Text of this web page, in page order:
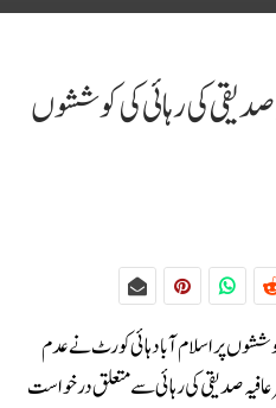
صدیقی کی رہائی کی کوششوں
کوششوں پر اسلام آباد ہائی کورٹ نے عدم
عافیہ صدیقی کی رہائی سے متعلق درخواست